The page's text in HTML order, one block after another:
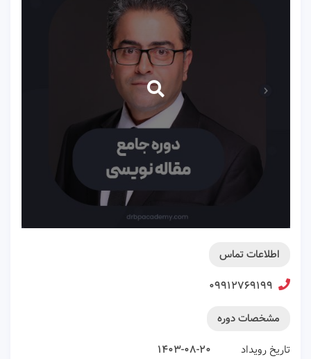
اطلاعات تماس
۰۹۹۱۲۷۶۹۱۹۹
مشخصات دوره
تاریخ رویداد
۱۴۰۳-۰۸-۲۰